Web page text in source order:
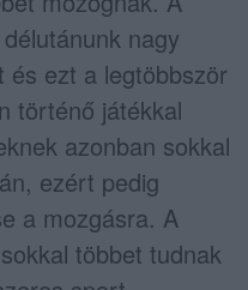
nagy
és ezt a legtöbbször
történő játékkal
azonban sokkal
ezért pedig
a mozgásra. A
többet tudnak